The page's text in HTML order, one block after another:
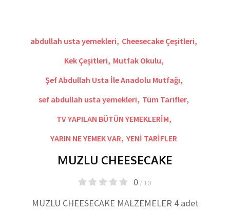
abdullah usta yemekleri, Cheesecake Çeşitleri,
Kek Çeşitleri, Mutfak Okulu,
Şef Abdullah Usta İle Anadolu Mutfağı,
sef abdullah usta yemekleri, Tüm Tarifler,
TV YAPILAN BÜTÜN YEMEKLERİM,
YARIN NE YEMEK VAR, YENİ TARİFLER
MUZLU CHEESECAKE
0/ 10
MUZLU CHEESECAKE MALZEMELER 4 adet